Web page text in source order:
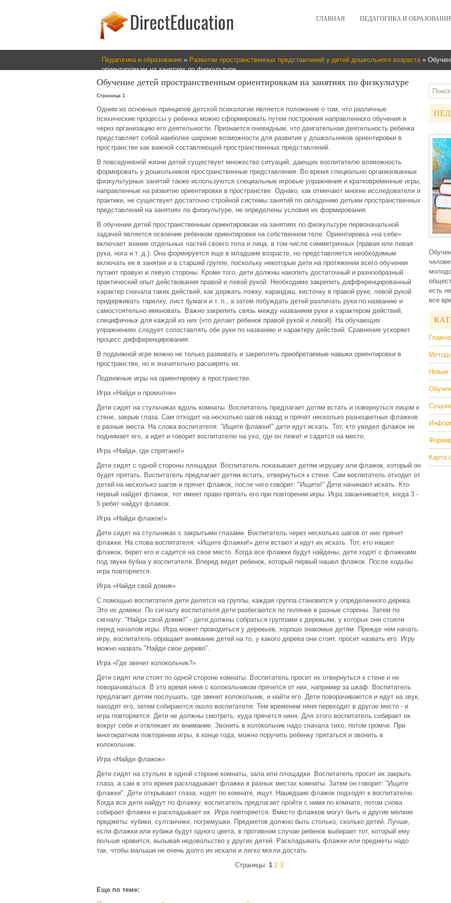
ГЛАВНАЯ ПЕДАГОГИКА И
Педагогика и образование » Развитие пространственных представлений у детей дошкольного возраста»
ориентировкам на занятиях по физкультуре
Обучение детей пространственным ориентировкам на занятиях по физкультуре
Страница 1
Одним из основных принципов детской психологии является положение о том, что различные
психические процессы у ребенка можно сформировать путем построения направленного обучения и
через организацию его деятельности. Признается очевидным, что двигательная деятельность ребенка
представляет собой наиболее широкие возможности для развития у дошкольников ориентировки в
пространстве как важной составляющей пространственных представлений.
В повседневной жизни детей существует множество ситуаций, дающих воспитателю возможность
формировать у дошкольников пространственные представления. Во время специально организованных
физкультурных занятий также используются специальные игровые упражнения и кратковременные игры,
направленные на развитие ориентировки в пространстве. Однако, как отмечают многие исследователи и
практики, не существует достаточно стройной системы занятий по овладению детьми пространственных
представлений на занятиях по физкультуре, не определены условия их формирования.
В обучении детей пространственным ориентировкам на занятиях по физкультуре первоначальной
задачей является освоение ребенком ориентировки на собственном теле. Ориентировка «на себе»
включает знание отдельных частей своего тела и лица, в том числе симметричных (правая или левая
рука, нога и т. д.). Она формируется еще в младшем возрасте, но представляется необходимым
включать ее в занятия и в старшей группе, поскольку некоторые дети на протяжении всего обучения
путают правую и левую стороны. Кроме того, дети должны накопить достаточный и разнообразный
практический опыт действования правой и левой рукой. Необходимо закрепить дифференцированный
характер сначала таких действий, как держать ложку, карандаш, кисточку в правой руке; левой рукой
придерживать тарелку, лист бумаги и т. п., а затем побуждать детей различать руки по названию и
самостоятельно именовать. Важно закрепить связь между названием руки и характером действий,
специфичных для каждой из них (что делает ребенок правой рукой и левой). На обучающих
упражнениях следует сопоставлять обе руки по названию и характеру действий. Сравнение ускоряет
процесс дифференцирования.
В подвижной игре можно не только развивать и закреплять приобретаемые навыки ориентировки в
пространстве, но и значительно расширять их.
Подвижные игры на ориентировку в пространстве.
Игра «Найди и промолчи»
Дети сидят на стульчиках вдоль комнаты. Воспитатель предлагает детям встать и повернуться лицом к
стене, закрыв глаза. Сам отходит на несколько шагов назад и прячет несколько разноцветных флажков
в разные места. На слова воспитателя: "Ищите флажки!" дети идут искать. Тот, кто увидел флажок не
поднимает его, а идет и говорит воспитателю на ухо, где он лежит и садится на место.
Игра «Найди, где спрятано!»
Дети сидят с одной стороны площадки. Воспитатель показывает детям игрушку или флажок, который он
будет прятать. Воспитатель предлагает детям встать, отвернуться к стене. Сам воспитатель отходит от
детей на несколько шагов и прячет флажок, после чего говорит: "Ищите!" Дети начинают искать. Кто
первый найдет флажок, тот имеет право прятать его при повторении игры. Игра заканчивается, когда 3 -
5 ребят найдут флажок.
Игра «Найди флажок!»
Дети сидят на стульчиках с закрытыми глазами. Воспитатель через несколько шагов от них прячет
флажки. На слова воспитателя: «Ищите флажки!» дети встают и идут их искать. Тот, кто нашел
флажок, берет его и садится на свое место. Когда все флажки будут найдены, дети ходят с флажками
под звуки бубна у воспитателя. Вперед ведет ребенок, который первый нашел флажок. После ходьбы
игра повторяется.
Игра «Найди свой домик»
С помощью воспитателя дети делятся на группы, каждая группа становится у определенного дерева.
Это их домики. По сигналу воспитателя дети разбегаются по полянке в разные стороны. Затем по
сигналу: "Найди свой домик!" - дети должны собраться группами к деревьям, у которых они стояли
перед началом игры. Игра может проводиться у деревьев, хорошо знакомых детям. Прежде чем начать
игру, воспитатель обращает внимание детей на то, у какого дерева они стоят, просит назвать его. Игру
можно назвать "Найди свое дерево".
Игра «Где звенит колокольчик?»
Дети сидят или стоят по одной стороне комнаты. Воспитатель просит их отвернуться к стене и не
поворачиваться. В это время няня с колокольчиком прячется от них, например за шкаф. Воспитатель
предлагает детям послушать, где звенит колокольчик, и найти его. Дети поворачиваются и идут на звук,
находят его, затем собираются около воспитателя. Тем временем няня переходит в другое место - и
игра повторяется. Дети не должны смотреть, куда прячется няня. Для этого воспитатель собирает их
вокруг себя и отвлекает их внимание. Звонить в колокольчик надо сначала тихо, потом громче. При
многократном повторении игры, в конце года, можно поручить ребенку прятаться и звонить в
колокольчик.
Игра «Найди флажок»
Дети сидят на стульях в одной стороне комнаты, зала или площадки. Воспитатель просит их закрыть
глаза, а сам в это время раскладывает флажки в разных местах комнаты. Затем он говорит: "Ищите
флажки". Дети открывают глаза, ходят по комнате, ищут. Нашедшие флажок подходят к воспитателю.
Когда все дети найдут по флажку, воспитатель предлагает пройти с ними по комнате, потом снова
собирает флажки и раскладывает их. Игра повторяется. Вместо флажков могут быть и другие мелкие
предметы: кубики, султанчики, погремушки. Предметов должно быть столько, сколько детей. Лучше,
если флажки или кубики будут одного цвета, в противном случае ребенок выбирает тот, который ему
больше нравится, вызывая недовольство у других детей. Раскладывать флажки или предметы надо
так, чтобы малыши не очень долго их искали и легко могли достать.
Страницы: 1 2 3
Еще по теме:
есть
все
Новые
Карта